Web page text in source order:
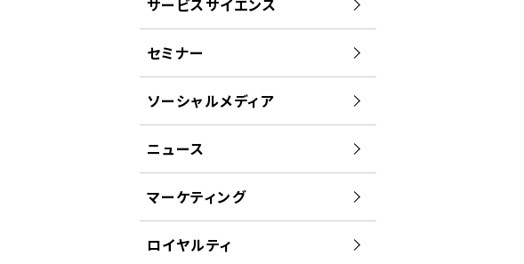
サービスサイエンス
セミナー
ソーシャルメディア
ニュース
マーケティング
ロイヤルティ